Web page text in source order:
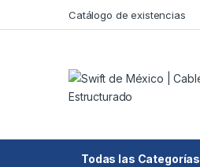
Skip to navigationCatálogo de existencias
Todas las Categorías